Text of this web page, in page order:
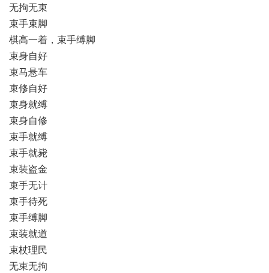
无拘无束
束手束脚
棋高一着，束手缚脚
束身自好
束马悬车
束修自好
束身就缚
束身自修
束手就缚
束手就毙
束装盗金
束手无计
束手待死
束手缚脚
束装就道
束杖理民
无束无拘